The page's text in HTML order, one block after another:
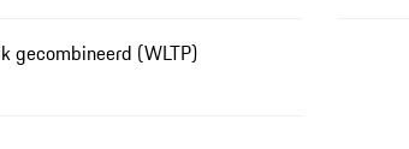
gecombineerd (WLTP)